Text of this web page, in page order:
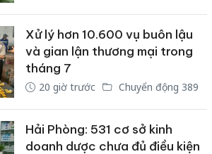
Xử lý hơn 10.600 vụ buôn lậu
và gian lận thương mại trong
tháng 7
20 giờ trước Chuyển động 389
Hải Phòng: 531 cơ sở kinh
doanh dược chưa đủ điều kiện